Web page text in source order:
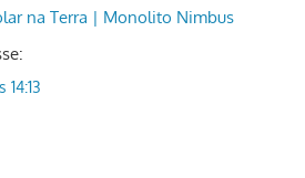
na Terra | Monolito Nimbus
14:13